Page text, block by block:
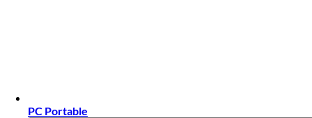
PC Portable